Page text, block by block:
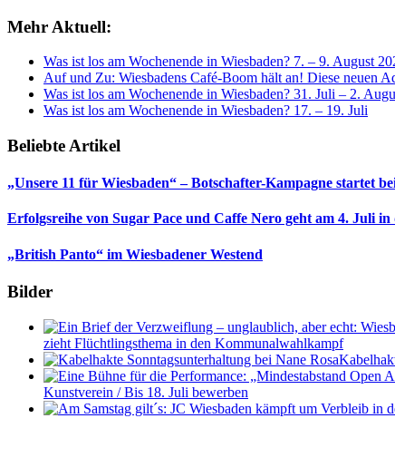
Mehr Aktuell:
Was ist los am Wochenende in Wiesbaden? 7. – 9. August
Auf und Zu: Wiesbadens Café-Boom hält an! Diese neuen
Was ist los am Wochenende in Wiesbaden? 31. Juli – 2.
Was ist los am Wochenende in Wiesbaden? 17. – 19. Juli
Beliebte Artikel
„Unsere 11 für Wiesbaden“ – Botschafter-Kampagne startet
Erfolgsreihe von Sugar Pace und Caffe Nero geht am 4. Juli in
„British Panto“ im Wiesbadener Westend
Bilder
zieht Flüchtlingsthema in den Kommunalwahlkampf
Kunstverein / Bis 18. Juli bewerben